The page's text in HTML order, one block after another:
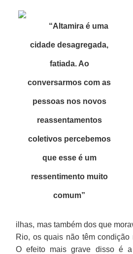
“Altamira é uma
cidade desagregada,
fatiada. Ao
conversarmos com as
pessoas nos novos
reassentamentos
coletivos percebemos
que esse é um
ressentimento muito
comum”
ilhas, mas também dos que
Rio, os quais não têm condição
O efeito mais grave disso é a